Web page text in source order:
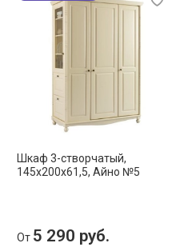
Шкаф 3-створчатый,
145x200x61,5, Айно №5
От 5 290 руб.